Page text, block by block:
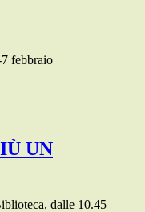
febbraio
UN
dalle 10.45